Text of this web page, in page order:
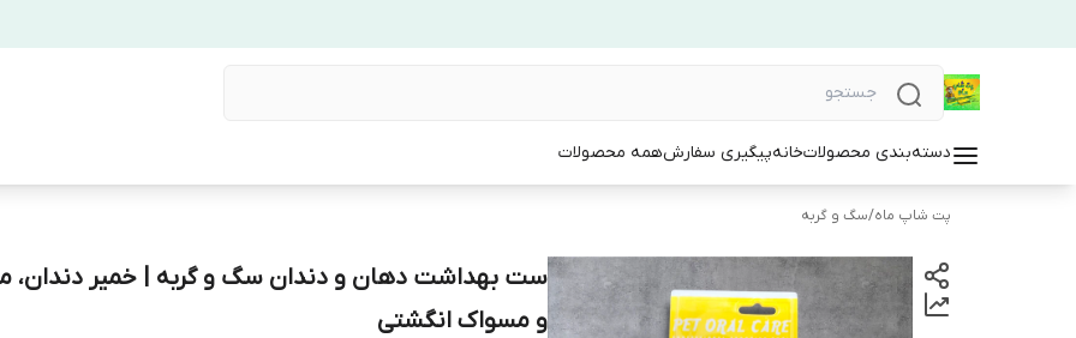
دسته‌بندی محصولاتخانهپیگیری سفارشهمه محصولات
پت شاپ ماه/سگ و گربه
ست بهداشت دهان و دندان سگ و گربه | خمیر دندان،
و مسواک انگشتی